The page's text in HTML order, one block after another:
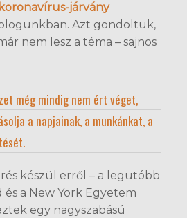
koronavírus-járvány
Azt gondoltuk,
nem lesz a téma – sajnos
még mindig nem ért véget,
a napjainak, a munkánkat, a
készül erről – a legutóbb
a New York Egyetem
egy nagyszabású